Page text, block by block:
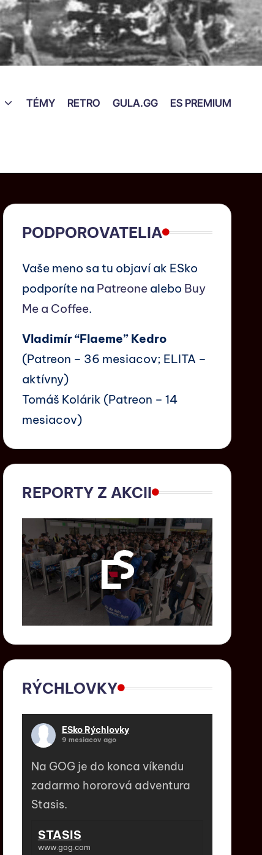
TÉMY RETRO GULA.GG ES PREMIUM
PODPOROVATELIA
Vaše meno sa tu objaví ak ESko
podporíte na Patreonealebo Buy
Me a Coffee.
Vladimír “Flaeme” Kedro
(Patreon – 36 mesiacov; ELITA –
aktívny)
Tomáš Kolárik (Patreon – 14
mesiacov)
REPORTY Z AKCII
RÝCHLOVKY
ESko Rýchlovky
9 mesiacov ago
Na GOG je do konca víkendu
zadarmo hororová adventura
Stasis.
STASIS
www.gog.com